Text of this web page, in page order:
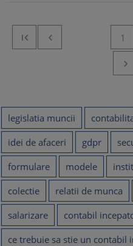
  1

legislatia muncii
idei de afaceri
gdpr
formulare
modele
colectie
relatii de munca
salarizare
contabil
ce trebuie sa stie un contabil